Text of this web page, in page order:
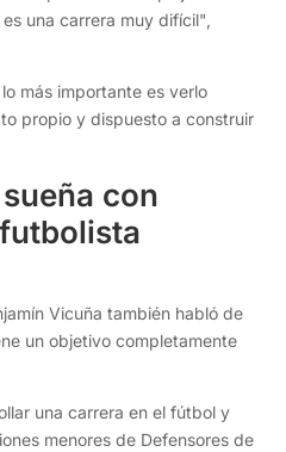
una carrera muy difícil",
más importante es verlo
propio y dispuesto a construir
con
Vicuña también habló de
un objetivo completamente
una carrera en el fútbol y
menores de Defensores de